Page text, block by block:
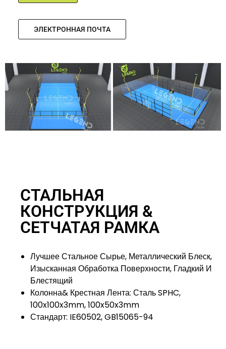
ЭЛЕКТРОННАЯ ПОЧТА
СТАЛЬНАЯ
КОНСТРУКЦИЯ &
СЕТЧАТАЯ РАМКА
Лучшее Стальное Сырье, Металлический Блеск,
Изысканная Обработка Поверхности, Гладкий И
Блестящий
Колонна& Крестная Лента: Сталь SPHC,
100x100x3mm, 100x50x3mm
Стандарт: IE60502, GB15065-94